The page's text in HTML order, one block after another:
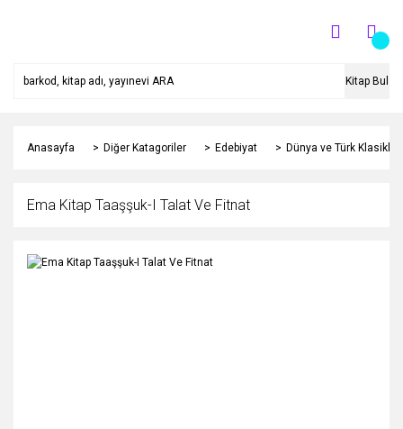
Kitap Bul
Anasayfa Diğer Katagoriler Edebiyat Dünya ve Türk Klasikleri
Ema Kitap Taaşşuk-I Talat Ve Fitnat